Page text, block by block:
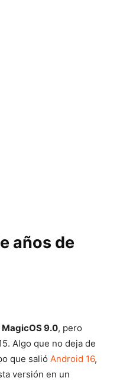
años de
MagicOS 9.0, pero
Algo que no deja de
que salió Android 16,
versión en un